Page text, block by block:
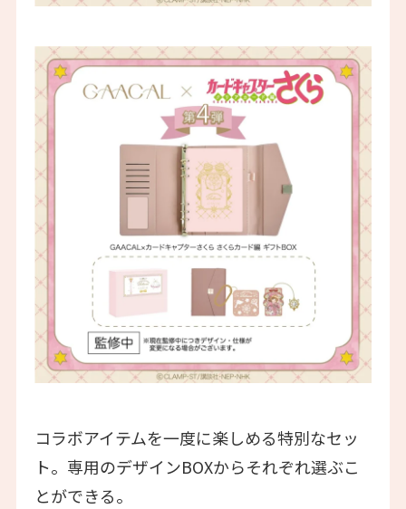
コラボアイテムを一度に楽しめる特別なセッ
ト。専用のデザインBOXからそれぞれ選ぶこ
とができる。